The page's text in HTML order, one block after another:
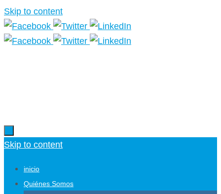
Skip to content
Skip to content
inicio
Quiénes Somos
Más información.